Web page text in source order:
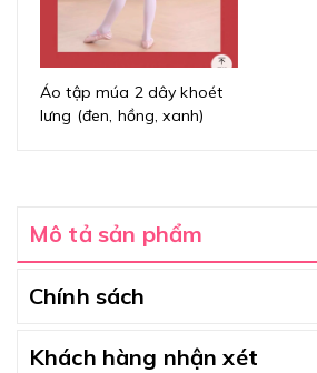
Áo tập múa 2 dây khoét
lưng (đen, hồng, xanh)
Mô tả sản phẩm
Chính sách
Khách hàng nhận xét